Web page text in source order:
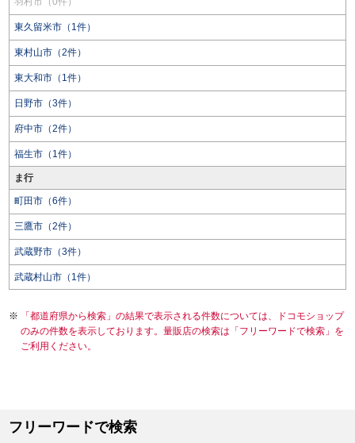
東久留米市（1件）
東村山市（2件）
東大和市（1件）
日野市（3件）
府中市（2件）
福生市（1件）
ま行
町田市（6件）
三鷹市（2件）
武蔵野市（3件）
武蔵村山市（1件）
「都道府県から検索」の結果で表示される件数については、ドコモショップ
のみの件数を表示しております。量販店の検索は「フリーワードで検索」を
ご利用ください。
フリーワードで検索